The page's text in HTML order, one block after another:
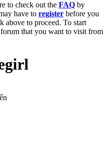
to check out the FAQ by
have to register before you
above to proceed. To start
that you want to visit from